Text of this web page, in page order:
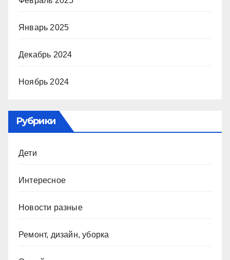
Январь 2025
Декабрь 2024
Ноябрь 2024
Рубрики
Дети
Интересное
Новости разные
Ремонт, дизайн, уборка